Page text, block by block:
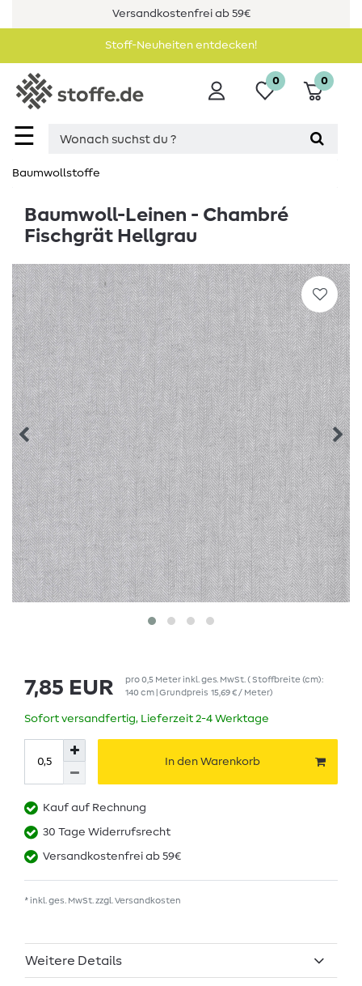
Versandkostenfrei ab 59€
Stoff-Neuheiten entdecken!
☰
0 0
Baumwollstoffe
Baumwoll-Leinen - Chambré
Fischgrät Hellgrau
7,85 EUR pro0,5 Meter inkl. ges. MwSt.( Stoffbreite (cm):
140 cm | Grundpreis 15,69 € / Meter)
Sofort versandfertig, Lieferzeit 2-4 Werktage
In den Warenkorb
Kauf auf Rechnung
30 Tage Widerrufsrecht
Versandkostenfrei ab 59€
* inkl. ges. MwSt. zzgl.Versandkosten
Weitere Details